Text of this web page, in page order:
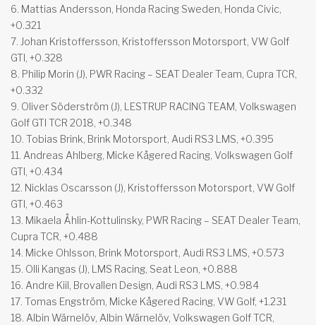
6. Mattias Andersson, Honda Racing Sweden, Honda Civic,
+0.321
7. Johan Kristoffersson, Kristoffersson Motorsport, VW Golf
GTI, +0.328
8. Philip Morin (J), PWR Racing – SEAT Dealer Team, Cupra TCR,
+0.332
9. Oliver Söderström (J), LESTRUP RACING TEAM, Volkswagen
Golf GTI TCR 2018, +0.348
10. Tobias Brink, Brink Motorsport, Audi RS3 LMS, +0.395
11. Andreas Ahlberg, Micke Kågered Racing, Volkswagen Golf
GTI, +0.434
12. Nicklas Oscarsson (J), Kristoffersson Motorsport, VW Golf
GTI, +0.463
13. Mikaela Åhlin-Kottulinsky, PWR Racing – SEAT Dealer Team,
Cupra TCR, +0.488
14. Micke Ohlsson, Brink Motorsport, Audi RS3 LMS, +0.573
15. Olli Kangas (J), LMS Racing, Seat Leon, +0.888
16. Andre Kiil, Brovallen Design, Audi RS3 LMS, +0.984
17. Tomas Engström, Micke Kågered Racing, VW Golf, +1.231
18. Albin Wärnelöv, Albin Wärnelöv, Volkswagen Golf TCR,